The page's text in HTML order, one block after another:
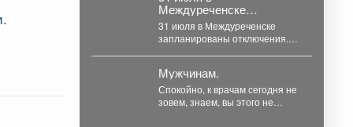
Междуреченске
запланированы
отключения.
31 июля в Междуреченске
запланированы отключения.
Мужчинам.
Спокойно, к врачам сегодня не
зовем, знаем, вы этого не